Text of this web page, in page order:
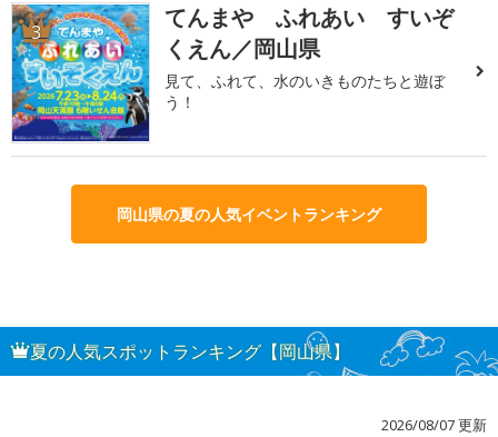
3
てんまや ふれあい すいぞ
くえん／岡山県
見て、ふれて、水のいきものたちと遊ぼ
う！
岡山県の夏の人気イベントランキング
夏の人気スポットランキング【岡山県】
2026/08/07 更新